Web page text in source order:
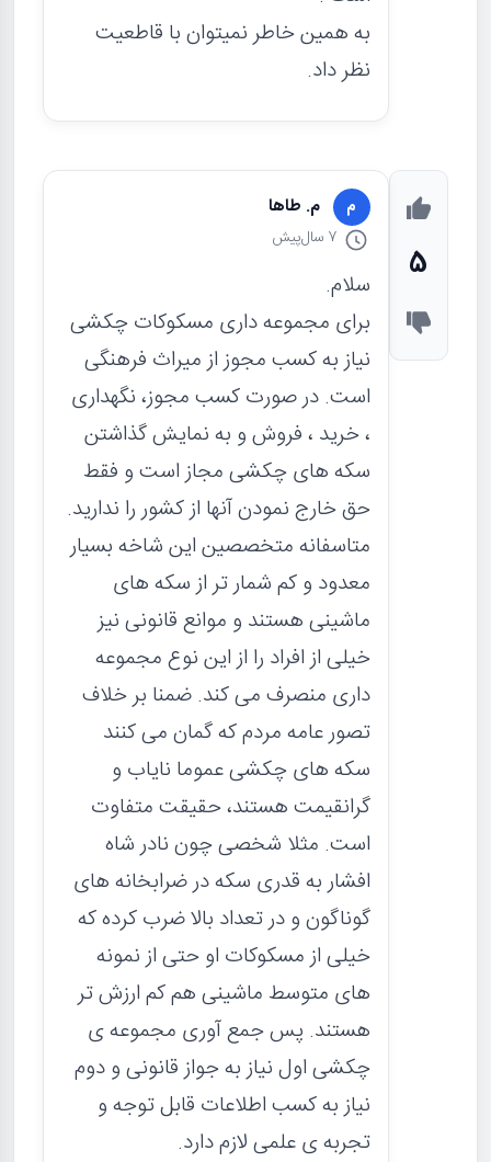
به همین خاطر نمیتوان با قاطعیت
نظر داد.
5
م م. طاها
7 سال پیش
سلام.
برای مجموعه داری مسکوکات چکشی
نیاز به کسب مجوز از میراث فرهنگی
است. در صورت کسب مجوز، نگهداری
، خرید ، فروش و به نمایش گذاشتن
سکه های چکشی مجاز است و فقط
حق خارج نمودن آنها از کشور را ندارید.
متاسفانه متخصصین این شاخه بسیار
معدود و کم شمار تر از سکه های
ماشینی هستند و موانع قانونی نیز
خیلی از افراد را از این نوع مجموعه
داری منصرف می کند. ضمنا بر خلاف
تصور عامه مردم که گمان می کنند
سکه های چکشی عموما نایاب و
گرانقیمت هستند، حقیقت متفاوت
است. مثلا شخصی چون نادر شاه
افشار به قدری سکه در ضرابخانه های
گوناگون و در تعداد بالا ضرب کرده که
خیلی از مسکوکات او حتی از نمونه
های متوسط ماشینی هم کم ارزش تر
هستند. پس جمع آوری مجموعه ی
چکشی اول نیاز به جواز قانونی و دوم
نیاز به کسب اطلاعات قابل توجه و
تجربه ی علمی لازم دارد.